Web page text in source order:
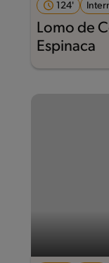
124'
Lomo de
Espinaca